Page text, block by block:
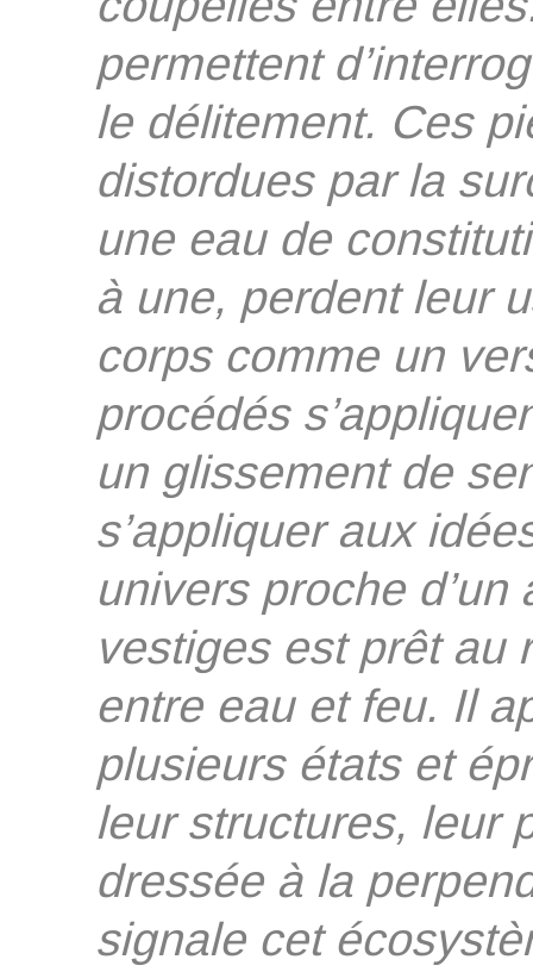
permettent
le délitement. Ces
distordues par la
une eau de
à une, perdent leur
corps comme un
procédés
un glissement de
s’appliquer aux
univers proche
vestiges est prêt au
entre eau et feu. Il
plusieurs états et
leur structures, leur
dressée à la
signale cet